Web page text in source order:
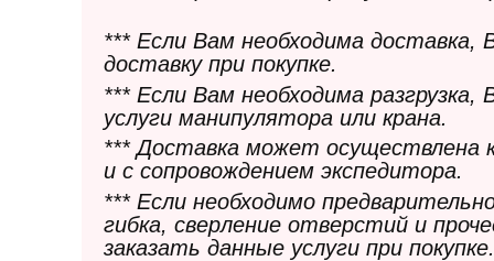
*** Если Вам необходима
доставку при покупке.
*** Если Вам необходима
услуги манипулятора или крана.
*** Доставка может осуществлена
и с сопровождением экспедитора.
*** Если необходимо
гибка, сверление отверстий и
заказать данные услуги при покупке.